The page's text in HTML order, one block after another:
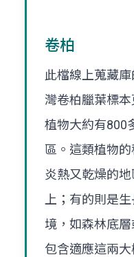
卷柏
此檔線上蒐藏
灣卷柏臘葉標
植物大約有800
區。這類植物
炎熱又乾燥的
上；有的則是
境，如森林底
包含適應這兩